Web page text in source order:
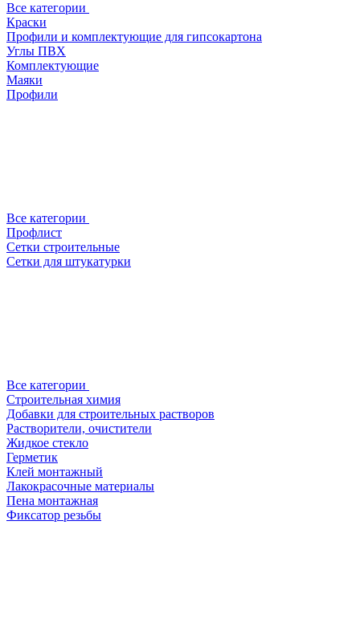
Все категории
Краски
Профили и комплектующие для гипсокартона
Углы ПВХ
Комплектующие
Маяки
Профили
Все категории
Профлист
Сетки строительные
Сетки для штукатурки
Все категории
Строительная химия
Добавки для строительных растворов
Растворители, очистители
Жидкое стекло
Герметик
Клей монтажный
Лакокрасочные материалы
Пена монтажная
Фиксатор резьбы